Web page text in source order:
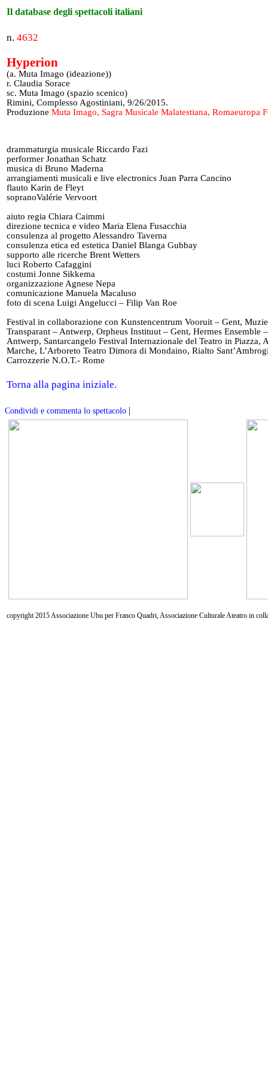
Il database degli spettacoli italiani
n. 4632
Hyperion
(a. Muta Imago (ideazione))
r. Claudia Sorace
sc. Muta Imago (spazio scenico)
Rimini, Complesso Agostiniani, 9/26/2015.
Produzione Muta Imago, Sagra Musicale Malatestiana, Romaeuropa
drammaturgia musicale Riccardo Fazi
performer Jonathan Schatz
musica di Bruno Maderna
arrangiamenti musicali e live electronics Juan Parra Cancino
flauto Karin de Fleyt
sopranoValérie Vervoort
aiuto regia Chiara Caimmi
direzione tecnica e video Maria Elena Fusacchia
consulenza al progetto Alessandro Taverna
consulenza etica ed estetica Daniel Blanga Gubbay
supporto alle ricerche Brent Wetters
luci Roberto Cafaggini
costumi Jonne Sikkema
organizzazione Agnese Nepa
comunicazione Manuela Macaluso
foto di scena Luigi Angelucci – Filip Van Roe
Festival in collaborazione con Kunstencentrum Vooruit – Gent,
Transparant – Antwerp, Orpheus Instituut – Gent, Hermes Ensemble –
Antwerp, Santarcangelo Festival Internazionale del Teatro in Piazza,
Marche, L’Arboreto Teatro Dimora di Mondaino, Rialto
Carrozzerie N.O.T.- Rome
Torna alla pagina iniziale.
Condividi e commenta lo spettacolo |
copyright 2015 Associazione Ubu per Franco Quadri, Associazione Culturale Ateatro in